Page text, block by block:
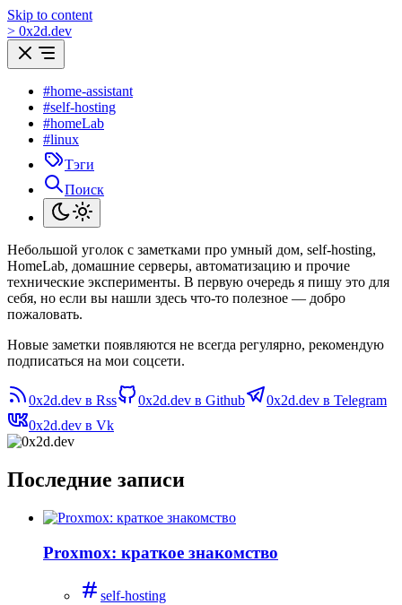
Skip to content
> 0x2d.dev
#home-assistant
#self-hosting
#homeLab
#linux
Тэги
Поиск
Небольшой уголок с заметками про умный дом, self-hosting,
HomeLab, домашние серверы, автоматизацию и прочие
технические эксперименты. В первую очередь я пишу это для
себя, но если вы нашли здесь что-то полезное — добро
пожаловать.
Новые заметки появляются не всегда регулярно, рекомендую
подписаться на мои соцсети.
0x2d.dev в Rss 0x2d.dev в Github
0x2d.dev в Telegram
0x2d.dev в Vk
Последние записи
Proxmox: краткое знакомство
self-hosting